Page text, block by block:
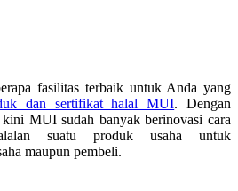
fasilitas terbaik untuk Anda yang
dan sertifikat halal MUI. Dengan
MUI sudah banyak berinovasi cara
suatu produk usaha untuk
maupun pembeli.